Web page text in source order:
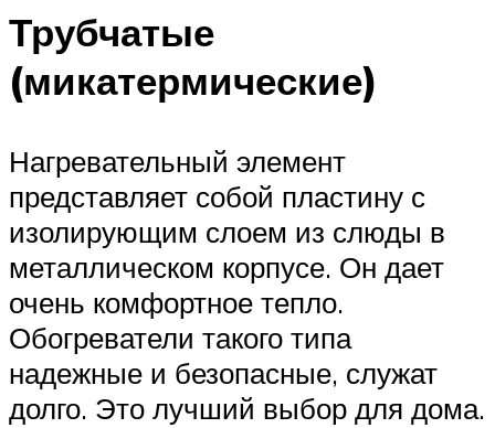
Трубчатые
(микатермические)
Нагревательный элемент
представляет собой пластину с
изолирующим слоем из слюды в
металлическом корпусе. Он дает
очень комфортное тепло.
Обогреватели такого типа
надежные и безопасные, служат
долго. Это лучший выбор для дома.